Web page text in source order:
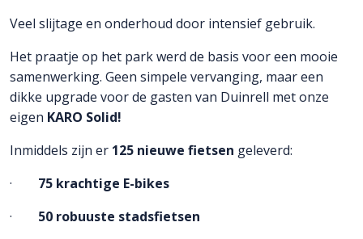
Veel slijtage en onderhoud door intensief gebruik.
Het praatje op het park werd de basis voor een mooie
samenwerking. Geen simpele vervanging, maar een
dikke upgrade voor de gasten van Duinrell met onze
eigen KARO Solid!
Inmiddels zijn er 125 nieuwe fietsen geleverd:
·
75 krachtige E-bikes
· 50 robuuste stadsfietsen